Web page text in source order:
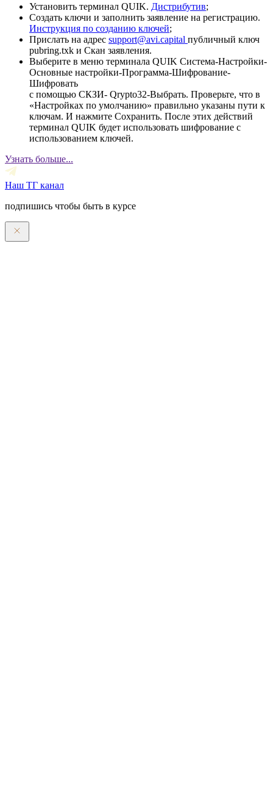
Установить терминал QUIK. Дистрибутив;
Создать ключи и заполнить заявление на регистрацию.
Инструкция по созданию ключей;
Прислать на адрес support@avi.capital публичный ключ
pubring.txk и Скан заявления.
Выберите в меню терминала QUIK Система-Настройки-
Основные настройки-Программа-Шифрование-
Шифровать
с помощью СКЗИ- Qrypto32-Выбрать. Проверьте, что в
«Настройках по умолчанию» правильно указаны пути к
ключам. И нажмите Сохранить. После этих действий
терминал QUIK будет использовать шифрование с
использованием ключей.
Узнать больше...
Наш ТГ канал
подпишись чтобы быть в курсе